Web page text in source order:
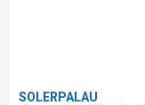
SOLERPALAU